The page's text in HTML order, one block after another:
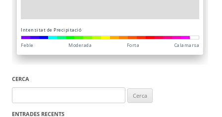
CERCA
ENTRADES RECENTS